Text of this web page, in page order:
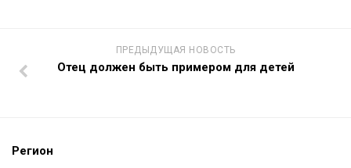
ПРЕДЫДУЩАЯ НОВОСТЬ
Отец должен быть примером для детей
Регион